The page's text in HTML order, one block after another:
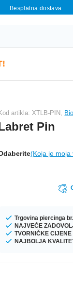
Besplatna dostava
artikla: XTLB-PIN,
Pin
(Koja je moja
Trgovina piercinga
NAJVEĆE
TVORNIČKE CIJENE
NAJBOLJA